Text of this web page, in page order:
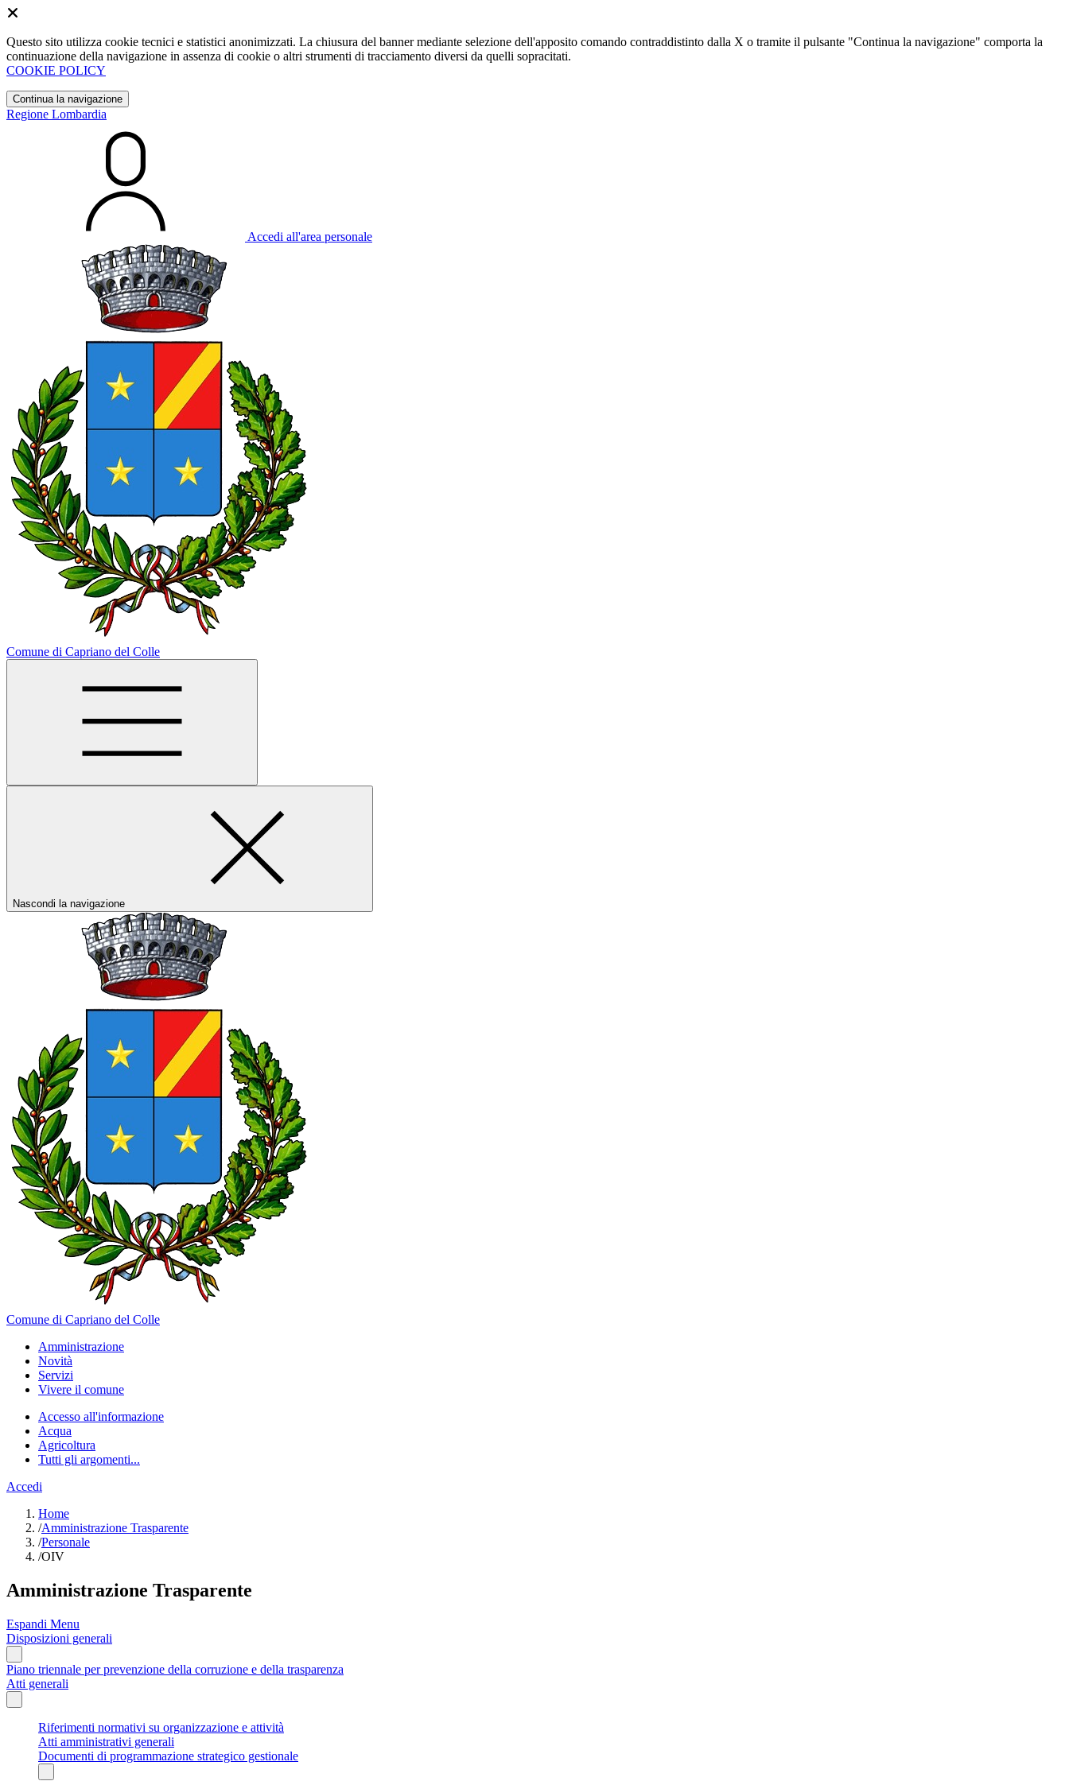
Questo sito utilizza cookie tecnici e statistici anonimizzati. La chiusura del banner mediante selezione dell'apposito comando contraddistinto dalla X o tramite il pulsante "Continua la navigazione" comporta la
continuazione della navigazione in assenza di cookie o altri strumenti di tracciamento diversi da quelli sopracitati.
COOKIE POLICY
Continua la navigazione
Regione Lombardia
Accedi all'area personale
Comune di Capriano del Colle
Nascondi la navigazione
Comune di Capriano del Colle
Amministrazione
Novità
Servizi
Vivere il comune
Accesso all'informazione
Acqua
Agricoltura
Tutti gli argomenti...
Accedi
Home
/Amministrazione Trasparente
/Personale
/OIV
Amministrazione Trasparente
Espandi Menu
Disposizioni generali
Piano triennale per prevenzione della corruzione e della trasparenza
Atti generali
Riferimenti normativi su organizzazione e attività
Atti amministrativi generali
Documenti di programmazione strategico gestionale